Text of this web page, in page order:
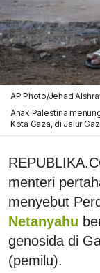
AP Photo/Jehad
Anak Palestina
Kota Gaza, di Jalur
menteri
menyebut
Netanyahu
genosida di
(pemilu).